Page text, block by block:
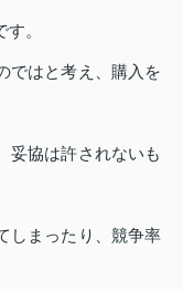
。
ではと考え、購入を
妥協は許されないも
しまったり、競争率